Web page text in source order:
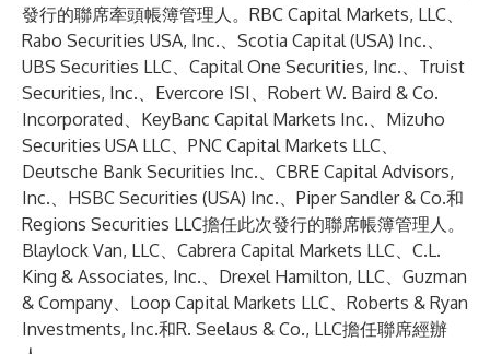
發行的聯席牽頭帳簿管理人。RBC Capital Markets, LLC、
Rabo Securities USA, Inc.、Scotia Capital (USA) Inc.、
UBS Securities LLC、Capital One Securities, Inc.、Truist
Securities, Inc.、Evercore ISI、Robert W. Baird & Co.
Incorporated、KeyBanc Capital Markets Inc.、Mizuho
Securities USA LLC、PNC Capital Markets LLC、
Deutsche Bank Securities Inc.、CBRE Capital Advisors,
Inc.、HSBC Securities (USA) Inc.、Piper Sandler & Co.和
Regions Securities LLC擔任此次發行的聯席帳簿管理人。
Blaylock Van, LLC、Cabrera Capital Markets LLC、C.L.
King & Associates, Inc.、Drexel Hamilton, LLC、Guzman
& Company、Loop Capital Markets LLC、Roberts & Ryan
Investments, Inc.和R. Seelaus & Co., LLC擔任聯席經辦